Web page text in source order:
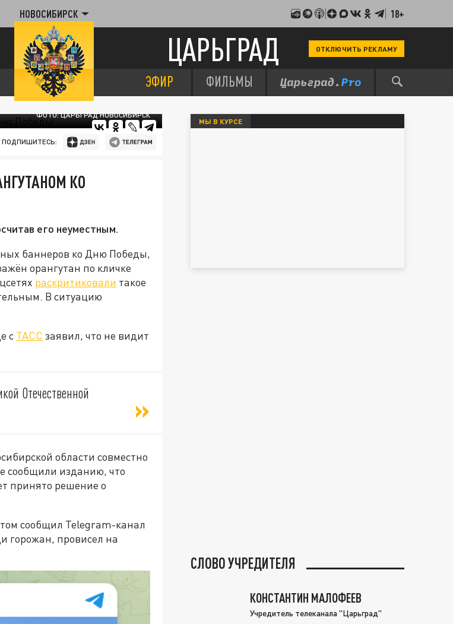
НОВОСИБИРСК 18+
ЦАРЬГРАД ОТКЛЮЧИТЬ РЕКЛАМУ
ЭФИР ФИЛЬМЫ
ФОТО: ЦАРЬГРАД НОВОСИБИРСК
ПОДПИШИТЕСЬ:
КО
его неуместным.
баннеров ко Дню Победы,
орангутан по кличке
раскритиковали такое
В ситуацию
с ТАСС заявил, что не видит
Отечественной
области совместно
сообщили изданию, что
принято решение о
сообщил Telegram-канал
горожан, провисел на
МЫ В КУРСЕ
СЛОВО УЧРЕДИТЕЛЯ
КОНСТАНТИН МАЛОФЕЕВ
Учредитель телеканала "Царьград"